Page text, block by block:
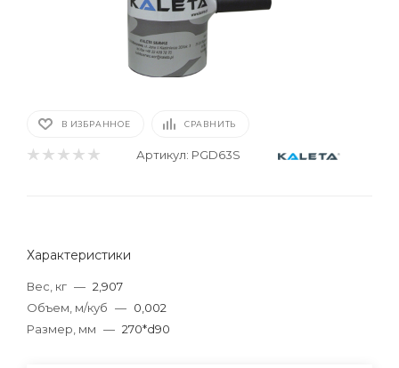
В ИЗБРАННОЕ СРАВНИТЬ
Артикул: PGD63S
Характеристики
Вес, кг — 2,907
Объем, м/куб — 0,002
Размер, мм — 270*d90